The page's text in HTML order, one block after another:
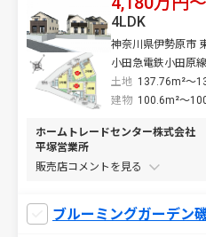
神奈川県伊勢原市
小田急電鉄小田原
土地 137.76m²～
4LDK
建物 100.6m²～
ホームトレードセンター株式会社
平塚営業所
販売店コメントを
ブルーミングガーデン